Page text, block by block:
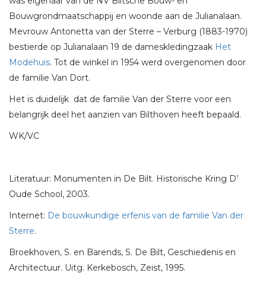
Bouwgrondmaatschappij en woonde aan de Julianalaan.
Mevrouw Antonetta van der Sterre – Verburg (1883-1970)
bestierde op Julianalaan 19 de dameskledingzaak Het
Modehuis. Tot de winkel in 1954 werd overgenomen door
de familie Van Dort.
Het is duidelijk dat de familie Van der Sterre voor een
belangrijk deel het aanzien van Bilthoven heeft bepaald.
WK/VC
Literatuur: Monumenten in De Bilt. Historische Kring D’
Oude School, 2003.
Internet: De bouwkundige erfenis van de familie Van der
Sterre.
Broekhoven, S. en Barends, S. De Bilt, Geschiedenis en
Architectuur. Uitg. Kerkebosch, Zeist, 1995.